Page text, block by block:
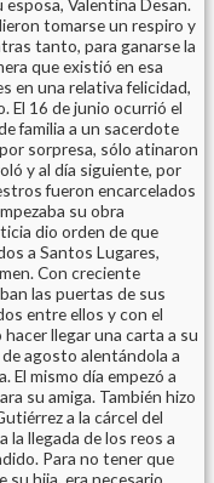
tomarse un respiro y
tanto, para ganarse la
que existió en esa
en una relativa felicidad,
El 16 de junio ocurrió el
familia a un sacerdote
sorpresa, sólo atinaron
y al día siguiente, por
fueron encarcelados
su obra
dio orden de que
a Santos Lugares,
Con creciente
las puertas de sus
entre ellos y con el
llegar una carta a su
agosto alentándola a
El mismo día empezó a
su amiga. También hizo
a la cárcel del
la llegada de los reos a
Para no tener que
su hija, era necesario